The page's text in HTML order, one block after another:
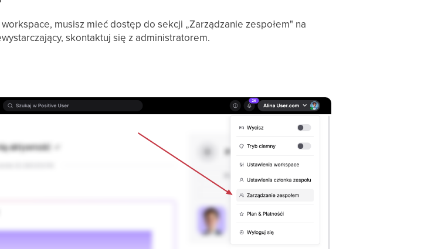
musisz mieć dostęp do sekcji „Zarządzanie zespołem" na
skontaktuj się z administratorem.